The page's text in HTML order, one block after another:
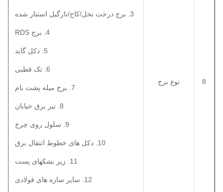
8 نوع برج
3. برج درخت نخل/کاج/نارگیل استتار شده
4. برج RDS
5. دکل گاید
6. تک قطبی
7. برج میله پشت بام
8. تیر برق خیابان
9. سلول روی چرخ
10. دکل های خطوط انتقال برق
11. زیر بشکهای پست
12. سایر سازه های فولادی